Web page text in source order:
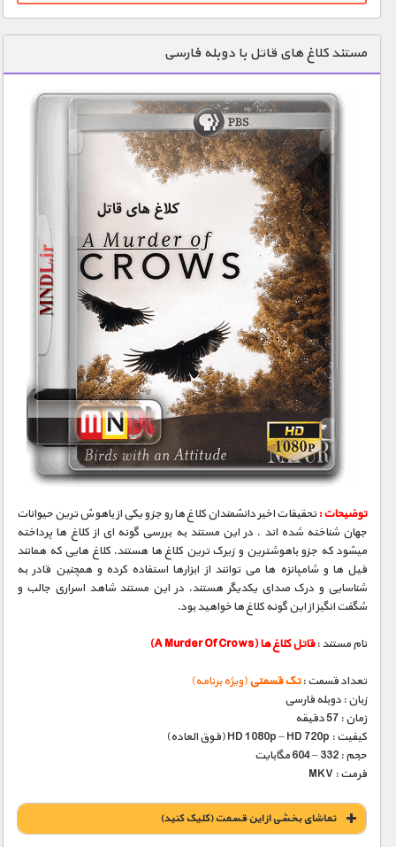
1900 تومان – یخ
1900 تومان – زمین نادر (افزودن به سبد خريد)
مستند کلاغ های قاتل با دوبله فارسی
توضیحات :تحقیقات اخیر دانشمندان کلاغ ها رو جزو یکی از باهوش ترین حیوانات
جهان شناخته شده اند . در این مستند به بررسی گونه ای از کلاغ ها پرداخته
میشود که جزو باهوشترین و زیرک ترین کلاغ ها هستند. کلاغ هایی که همانند
فیل ها و شامپانزه ها می توانند از ابزارها استفاده کرده و همچنین قادر به
شناسایی و درک صدای یکدیگر هستند. در این مستند شاهد اسراری جالب و
شگفت انگیز از این گونه کلاغ ها خواهید بود.
نام مستند :قاتل کلاغ ها (A Murder Of Crows)
تعداد قسمت :تک قسمتی(ویژه برنامه)
زبان : دوبله فارسی
زمان : 57 دقیقه
کیفیت : HD 1080p – HD 720p (فوق العاده)
حجم : 332 – 604 مگابایت
فرمت : MKV
تماشای بخشی از این قسمت (کلیک کنید)